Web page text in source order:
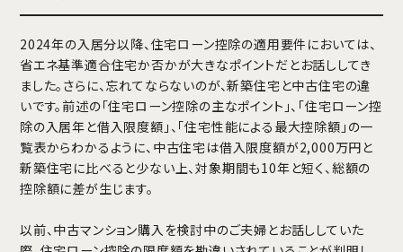
2024年の入居分以降、住宅ローン控除の適用要件においては、
省エネ基準適合住宅か否かが大きなポイントだとお話ししてき
ました。さらに、忘れてならないのが、新築住宅と中古住宅の違
いです。前述の「住宅ローン控除の主なポイント」、「住宅ローン控
除の入居年と借入限度額」、「住宅性能による最大控除額」の一
覧表からわかるように、中古住宅は借入限度額が2,000万円と
新築住宅に比べると少ない上、対象期間も10年と短く、総額の
控除額に差が生じます。
以前、中古マンション購入を検討中のご夫婦とお話ししていた